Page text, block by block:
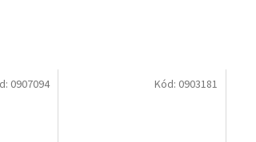
0907094 Kód: 0903181